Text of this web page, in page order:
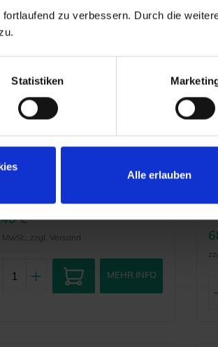
zu verbessern. Durch die
Statistiken
Alle erlauben
Universal Scale mit
Griffen Blau/Gelb
€
MwSt., zzgl. Versand
MEHR INFO